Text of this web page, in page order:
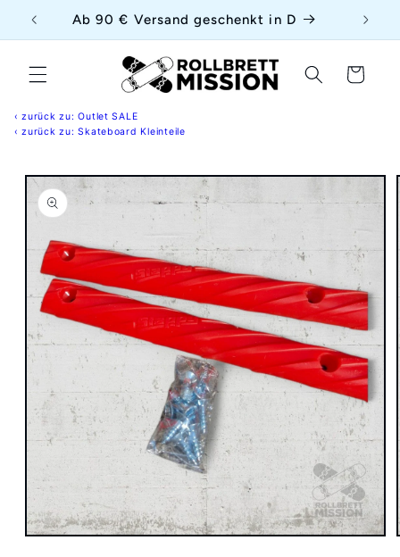
zum
Inhalt
Ab 90 € Versand geschenkt in D
Warenkorb
‹ zurück zu: Outlet SALE
‹ zurück zu: Skateboard Kleinteile
Medien
{{currency}}{{discount}} undefined
View Cart